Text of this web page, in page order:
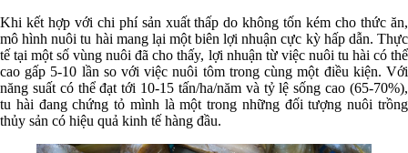
Khi kết hợp với chi phí sản xuất thấp do không tốn kém cho thức ăn,
mô hình nuôi tu hài mang lại một biên lợi nhuận cực kỳ hấp dẫn. Thực
tế tại một số vùng nuôi đã cho thấy, lợi nhuận từ việc nuôi tu hài có thể
cao gấp 5-10 lần so với việc nuôi tôm trong cùng một điều kiện. Với
năng suất có thể đạt tới 10-15 tấn/ha/năm và tỷ lệ sống cao (65-70%),
tu hài đang chứng tỏ mình là một trong những đối tượng nuôi trồng
thủy sản có hiệu quả kinh tế hàng đầu.